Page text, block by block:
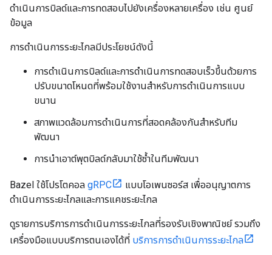
ดำเนินการบิลด์และการทดสอบไปยังเครื่องหลายเครื่อง เช่น ศูนย์
ข้อมูล
การดำเนินการระยะไกลมีประโยชน์ดังนี้
การดำเนินการบิลด์และการดำเนินการทดสอบเร็วขึ้นด้วยการ
ปรับขนาดโหนดที่พร้อมใช้งานสำหรับการดำเนินการแบบ
ขนาน
สภาพแวดล้อมการดำเนินการที่สอดคล้องกันสำหรับทีม
พัฒนา
การนำเอาต์พุตบิลด์กลับมาใช้ซ้ำในทีมพัฒนา
Bazel ใช้โปรโตคอล gRPC
แบบโอเพนซอร์ส เพื่ออนุญาตการ
ดำเนินการระยะไกลและการแคชระยะไกล
ดูรายการบริการการดำเนินการระยะไกลที่รองรับเชิงพาณิชย์ รวมถึง
เครื่องมือแบบบริการตนเองได้ที่ บริการการดำเนินการระยะไกล